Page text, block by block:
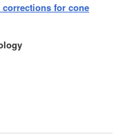
corrections for cone